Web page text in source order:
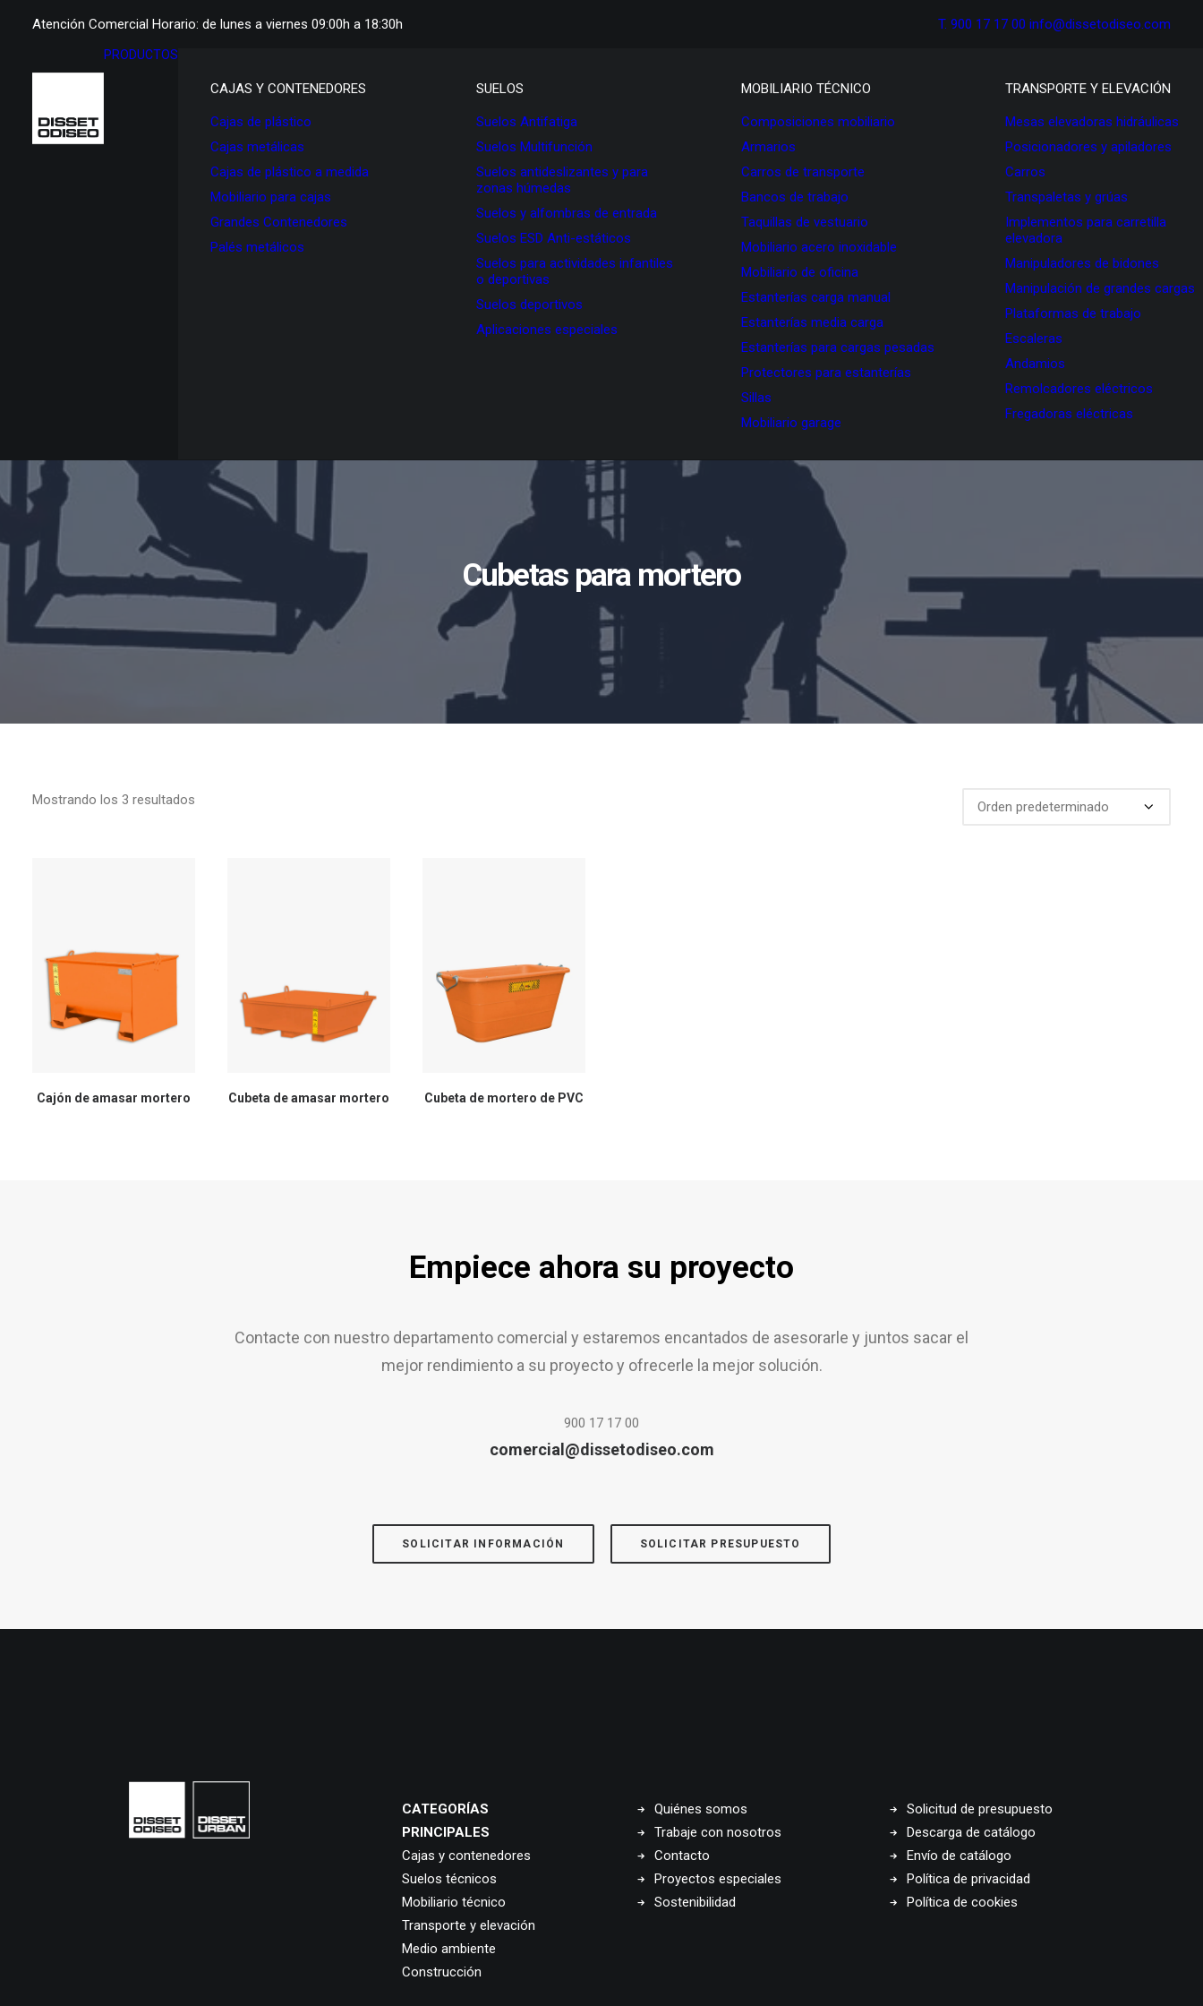
Atención Comercial Horario: de lunes a viernes 09:00h a 18:30h T. 900 17 17 00 info@dissetodiseo.com
PRODUCTOS
CAJAS Y CONTENEDORES
Cajas de plástico
Cajas metálicas
Cajas de plástico a medida
Mobiliario para cajas
Grandes Contenedores
Palés metálicos
SUELOS
Suelos Antifatiga
Suelos Multifunción
Suelos antideslizantes y para
zonas húmedas
Suelos y alfombras de entrada
Suelos ESD Anti-estáticos
Suelos para actividades infantiles
o deportivas
Suelos deportivos
Aplicaciones especiales
MOBILIARIO TÉCNICO
Composiciones mobiliario
Armarios
Carros de transporte
Bancos de trabajo
Taquillas de vestuario
Mobiliario acero inoxidable
Mobiliario de oficina
Estanterías carga manual
Estanterías media carga
Estanterías para cargas pesadas
Protectores para estanterías
Sillas
Mobiliario garage
TRANSPORTE Y ELEVACIÓN
Mesas elevadoras hidráulicas
Posicionadores y apiladores
Carros
Transpaletas y grúas
Implementos para carretilla
elevadora
Manipuladores de bidones
Manipulación de grandes cargas
Plataformas de trabajo
Escaleras
Andamios
Remolcadores eléctricos
Fregadoras eléctricas
Cubetas para mortero
Mostrando los 3 resultados
Cajón de amasar mortero Cubeta de amasar mortero Cubeta de mortero de PVC
Empiece ahora su proyecto
Contacte con nuestro departamento comercial y estaremos encantados de asesorarle y juntos sacar el
mejor rendimiento a su proyecto y ofrecerle la mejor solución.
900 17 17 00
comercial@dissetodiseo.com
SOLICITAR INFORMACIÓN SOLICITAR PRESUPUESTO
CATEGORÍAS
PRINCIPALES
Cajas y contenedores
Suelos técnicos
Mobiliario técnico
Transporte y elevación
Medio ambiente
Construcción
Quiénes somos
Trabaje con nosotros
Contacto
Proyectos especiales
Sostenibilidad
Solicitud de presupuesto
Descarga de catálogo
Envío de catálogo
Política de privacidad
Política de cookies